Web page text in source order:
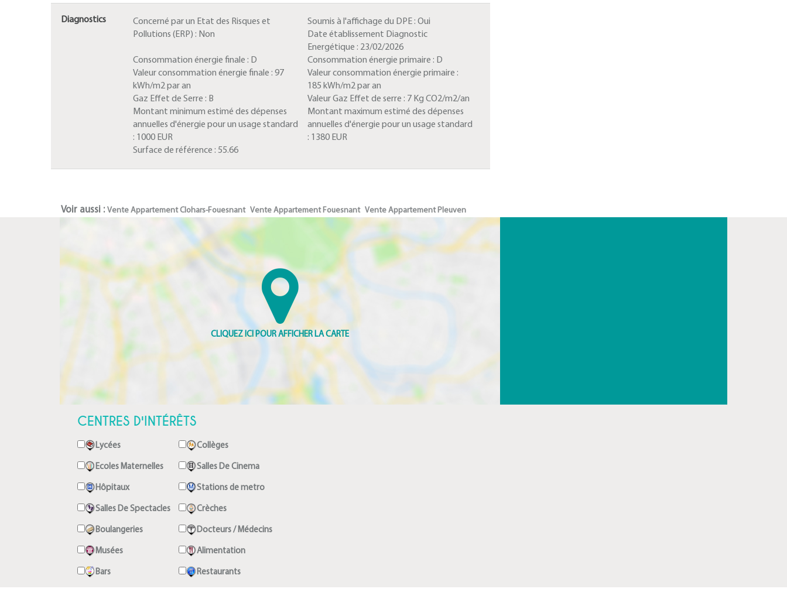
Diagnostics
Concerné par un Etat des Risques et
Pollutions (ERP) : Non
Soumis à l'affichage du DPE : Oui
Date établissement Diagnostic
Energétique : 23/02/2026
Consommation énergie finale : D Consommation énergie primaire : D
Valeur consommation énergie finale : 97
kWh/m2 par an
Valeur consommation énergie primaire :
185 kWh/m2 par an
Gaz Effet de Serre : B Valeur Gaz Effet de serre : 7 Kg CO2/m2/an
Montant minimum estimé des dépenses
annuelles d'énergie pour un usage standard
: 1000 EUR
Montant maximum estimé des dépenses
annuelles d'énergie pour un usage standard
: 1380 EUR
Surface de référence : 55.66
Voir aussi : Vente Appartement Clohars-Fouesnant Vente Appartement Fouesnant Vente Appartement Pleuven
CENTRES D'INTÉRÊTS
Lycées Collèges
Ecoles Maternelles Salles De Cinema
Hôpitaux Stations de metro
Salles De Spectacles Crèches
Boulangeries Docteurs / Médecins
Musées Alimentation
Bars Restaurants